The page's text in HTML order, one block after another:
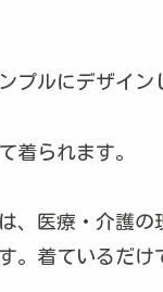
プルにデザイン
着られます。
、医療・介護の
着ているだけ